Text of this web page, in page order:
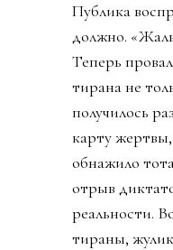
Публика
должно.
Теперь
тирана не
получилось
карту
обнажило
отрыв
реальности.
тираны,